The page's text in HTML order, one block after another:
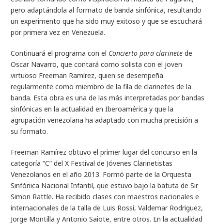
pero adaptándola al formato de banda sinfónica, resultando
un experimento que ha sido muy exitoso y que se escuchará
por primera vez en Venezuela.
Continuará el programa con el Concierto para clarinete de
Oscar Navarro, que contará como solista con el joven
virtuoso Freeman Ramírez, quien se desempeña
regularmente como miembro de la fila de clarinetes de la
banda. Esta obra es una de las más interpretadas por bandas
sinfónicas en la actualidad en Iberoamérica y que la
agrupación venezolana ha adaptado con mucha precisión a
su formato.
Freeman Ramírez obtuvo el primer lugar del concurso en la
categoría “C” del X Festival de Jóvenes Clarinetistas
Venezolanos en el año 2013. Formó parte de la Orquesta
Sinfónica Nacional Infantil, que estuvo bajo la batuta de Sir
Simon Rattle. Ha recibido clases con maestros nacionales e
internacionales de la talla de Luis Rossi, Valdemar Rodriguez,
Jorge Montilla y Antonio Saiote, entre otros. En la actualidad